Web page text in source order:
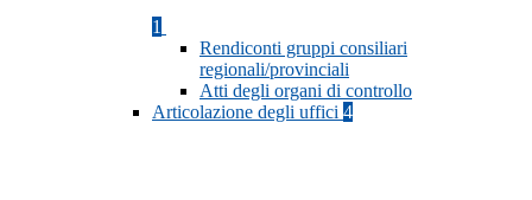
1
Rendiconti gruppi consiliari
regionali/provinciali
Atti degli organi di controllo
Articolazione degli uffici 4